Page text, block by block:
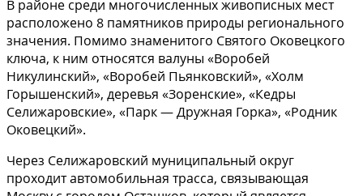
В районе среди многочисленных живописных мест
расположено 8 памятников природы регионального
значения. Помимо знаменитого Святого Оковецкого
ключа, к ним относятся валуны «Воробей
Никулинский», «Воробей Пьянковский», «Холм
Горышенский», деревья «Зоренские», «Кедры
Селижаровские», «Парк — Дружная Горка», «Родник
Оковецкий».
Через Селижаровский муниципальный округ
проходит автомобильная трасса, связывающая